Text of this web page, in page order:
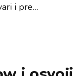
i pre…